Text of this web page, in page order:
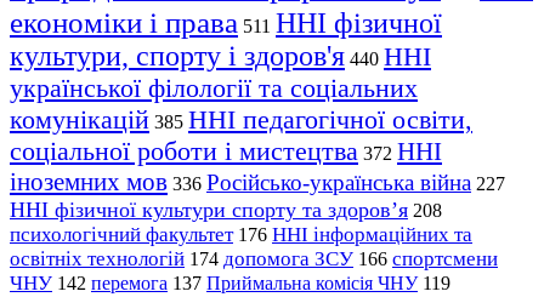
економіки і права 511 ННІ фізичної
культури, спорту і здоров'я 440 ННІ
української філології та соціальних
комунікацій 385 ННІ педагогічної освіти,
соціальної роботи і мистецтва 372 ННІ
іноземних мов 336 Російсько-українська війна 227
ННІ фізичної культури спорту та здоров’я 208
психологічний факультет 176 ННІ інформаційних та
освітніх технологій 174 допомога ЗСУ 166 спортсмени
ЧНУ 142 перемога 137 Приймальна комісія ЧНУ 119